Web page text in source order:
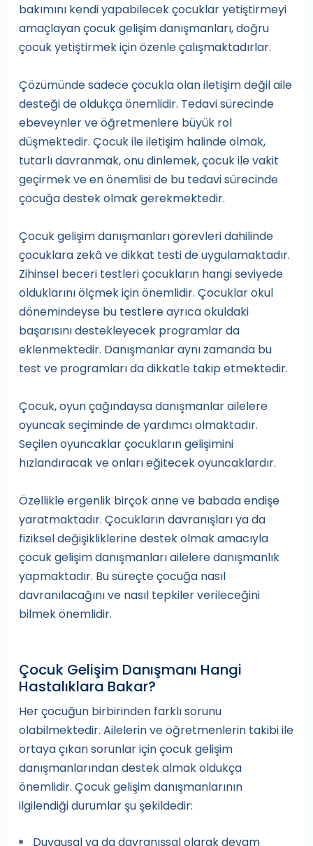
bakımını kendi yapabilecek çocuklar yetiştirmeyi
amaçlayan çocuk gelişim danışmanları, doğru
çocuk yetiştirmek için özenle çalışmaktadırlar.
Çözümünde sadece çocukla olan iletişim değil aile
desteği de oldukça önemlidir. Tedavi sürecinde
ebeveynler ve öğretmenlere büyük rol
düşmektedir. Çocuk ile iletişim halinde olmak,
tutarlı davranmak, onu dinlemek, çocuk ile vakit
geçirmek ve en önemlisi de bu tedavi sürecinde
çocuğa destek olmak gerekmektedir.
Çocuk gelişim danışmanları görevleri dahilinde
çocuklara zekâ ve dikkat testi de uygulamaktadır.
Zihinsel beceri testleri çocukların hangi seviyede
olduklarını ölçmek için önemlidir. Çocuklar okul
dönemindeyse bu testlere ayrıca okuldaki
başarısını destekleyecek programlar da
eklenmektedir. Danışmanlar aynı zamanda bu
test ve programları da dikkatle takip etmektedir.
Çocuk, oyun çağındaysa danışmanlar ailelere
oyuncak seçiminde de yardımcı olmaktadır.
Seçilen oyuncaklar çocukların gelişimini
hızlandıracak ve onları eğitecek oyuncaklardır.
Özellikle ergenlik birçok anne ve babada endişe
yaratmaktadır. Çocukların davranışları ya da
fiziksel değişikliklerine destek olmak amacıyla
çocuk gelişim danışmanları ailelere danışmanlık
yapmaktadır. Bu süreçte çocuğa nasıl
davranılacağını ve nasıl tepkiler verileceğini
bilmek önemlidir.
Çocuk Gelişim Danışmanı Hangi
Hastalıklara Bakar?
Her çocuğun birbirinden farklı sorunu
olabilmektedir. Ailelerin ve öğretmenlerin takibi ile
ortaya çıkan sorunlar için çocuk gelişim
danışmanlarından destek almak oldukça
önemlidir. Çocuk gelişim danışmanlarının
ilgilendiği durumlar şu şekildedir:
Duygusal ya da davranışsal olarak devam